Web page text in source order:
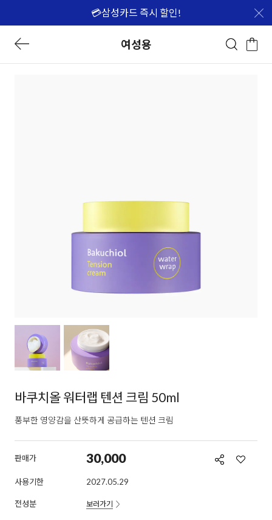
💳삼성카드 즉시 할인!
여성용
바쿠치올 워터랩 텐션 크림 50ml
풍부한 영양감을 산뜻하게 공급하는 텐션 크림
판매가 30,000
사용기한 2027.05.29
전성분 보러가기